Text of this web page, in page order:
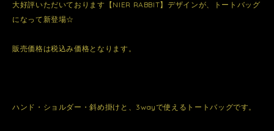
大好評いただいております【NIER RABBIT】デザインが、トートバッグ
になって新登場☆
販売価格は税込み価格となります。
ハンド・ショルダー・斜め掛けと、3wayで使えるトートバッグです。